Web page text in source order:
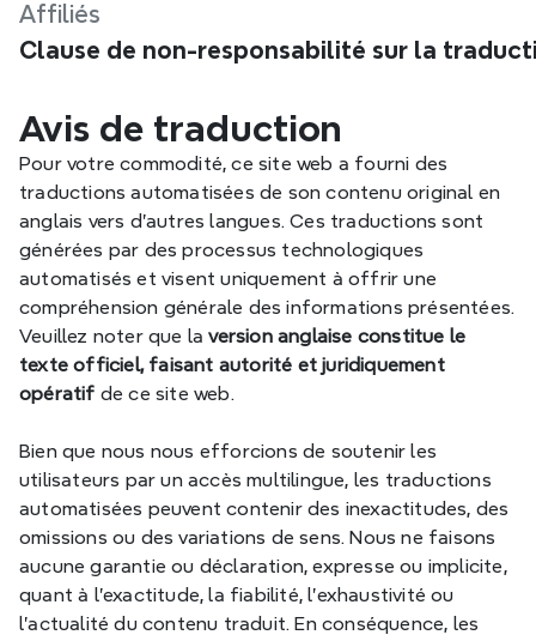
Affiliés
Clause de non-responsabilité sur la
Avis de traduction
Pour votre commodité, ce site web a fourni des
traductions automatisées de son contenu original en
anglais vers d'autres langues. Ces traductions sont
générées par des processus technologiques
automatisés et visent uniquement à offrir une
compréhension générale des informations présentées.
Veuillez noter que la version anglaise constitue le
texte officiel, faisant autorité et juridiquement
opératif de ce site web.
Bien que nous nous efforcions de soutenir les
utilisateurs par un accès multilingue, les traductions
automatisées peuvent contenir des inexactitudes, des
omissions ou des variations de sens. Nous ne faisons
aucune garantie ou déclaration, expresse ou implicite,
quant à l'exactitude, la fiabilité, l'exhaustivité ou
l'actualité du contenu traduit. En conséquence, les